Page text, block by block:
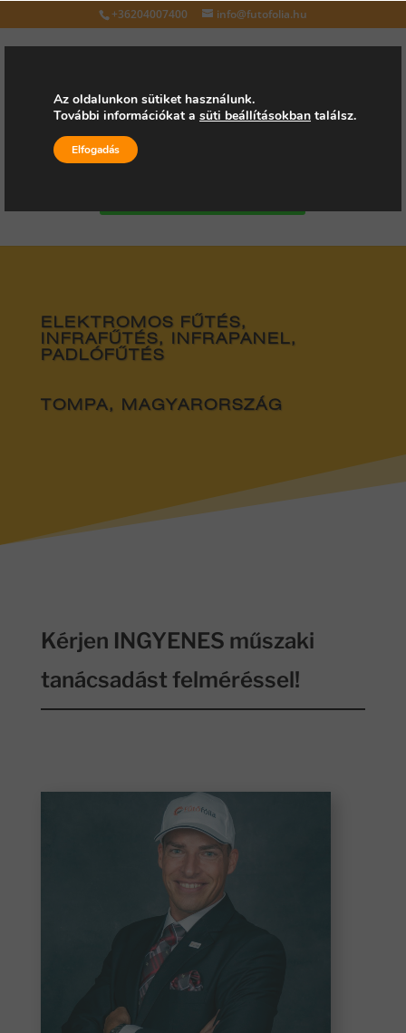
+36204007400 info@futofolia.hu
Válasszon oldalt
ELEKTROMOS FŰTÉS,
INFRAFŰTÉS, INFRAPANEL,
PADLÓFŰTÉS
TOMPA, MAGYARORSZÁG
Kérjen INGYENES műszaki
tanácsadást felméréssel!
Az oldalunkon sütiket használunk.
További információkat a süti beállításokban találsz.
Elfogadás